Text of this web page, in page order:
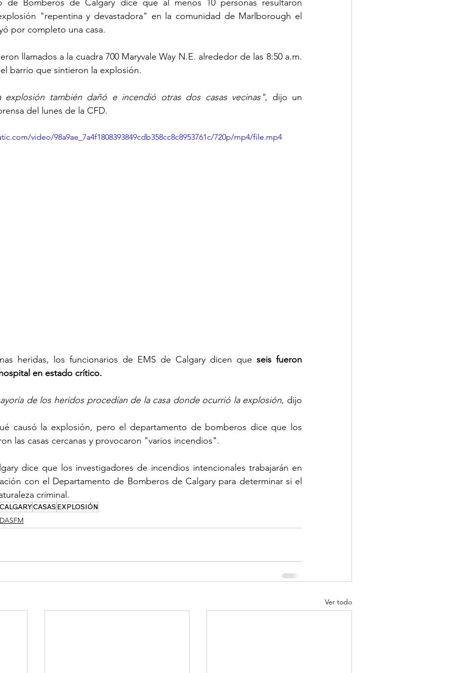
de Bomberos de Calgary dice que al menos 10 personas resultaron
"repentina y devastadora" en la comunidad de Marlborough el
por completo una casa.
llamados a la cuadra 700 Maryvale Way N.E. alrededor de las 8:50 a.m.
barrio que sintieron la explosión.
explosión también dañó e incendió otras dos casas vecinas", dijo un
del lunes de la CFD.
video/98a9ae_7a4f1808393849cdb358cc8c8953761c/720p/mp4/file.mp4
heridas, los funcionarios de EMS de Calgary dicen que seis fueron
en estado crítico.
de los heridos procedían de la casa donde ocurrió la explosión, dijo
causó la explosión, pero el departamento de bomberos dice que los
las casas cercanas y provocaron "varios incendios".
dice que los investigadores de incendios intencionales trabajarán en
con el Departamento de Bomberos de Calgary para determinar si el
criminal.
CALGARYCASAS EXPLOSIÓN
Ver todo